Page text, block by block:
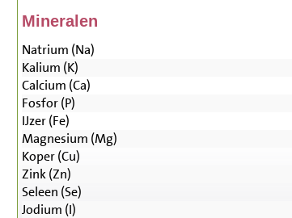
Mineralen
Natrium (Na)
Kalium (K)
Calcium (Ca)
Fosfor (P)
IJzer (Fe)
Magnesium (Mg)
Koper (Cu)
Zink (Zn)
Seleen (Se)
Jodium (I)
Zitten, tv kijken